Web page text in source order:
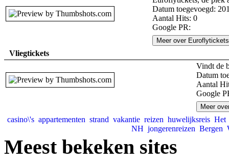
Datum toegevoegd:
Aantal Hits: 0
Google PR:
Meer over
Vliegtickets
Vindt de
Datum
Aantal
Google
Meer
casino\'s appartementen strand vakantie reizen huwelijksreis
NH jongerenreizen Bergen
Meest bekeken sites